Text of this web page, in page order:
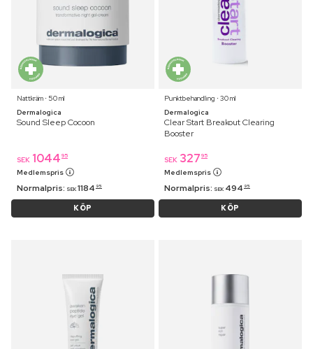
Nattkräm ⋅ 50 ml
Dermalogica
Sound Sleep Cocoon
SEK 1044 95
Medlemspris
Normalpris: SEK 1184 95
KÖP
Punktbehandling ⋅ 30 ml
Dermalogica
Clear Start Breakout Clearing
Booster
SEK 327 95
Medlemspris
Normalpris: SEK 494 95
KÖP